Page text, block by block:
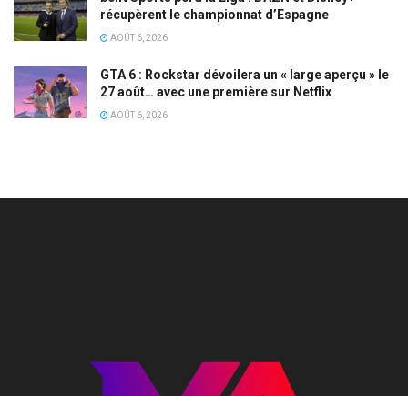
récupèrent le championnat d’Espagne
AOÛT 6, 2026
GTA 6 : Rockstar dévoilera un « large aperçu » le
27 août… avec une première sur Netflix
AOÛT 6, 2026